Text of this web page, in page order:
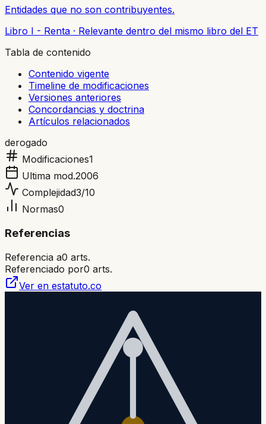
Entidades que no son contribuyentes.
Libro I - Renta · Relevante dentro del mismo libro del ET
Tabla de contenido
Contenido vigente
Timeline de modificaciones
Versiones anteriores
Concordancias y doctrina
Artículos relacionados
derogado
Modificaciones1
Ultima mod.2006
Complejidad3/10
Normas0
Referencias
Referencia a0 arts.
Referenciado por0 arts.
Ver en estatuto.co